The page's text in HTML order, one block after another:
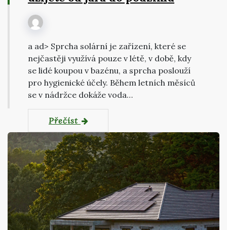
a ad> Sprcha solární je zařízení, které se
nejčastěji využívá pouze v létě, v době, kdy
se lidé koupou v bazénu, a sprcha poslouží
pro hygienické účely. Během letních měsíců
se v nádržce dokáže voda…
Přečíst